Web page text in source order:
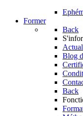
Former
Back
Blog
Back